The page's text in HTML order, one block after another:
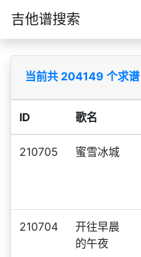
吉他谱搜索
当前共 204149 个求谱
ID 歌名
210705 蜜雪冰城
210704
开往早晨
的午夜